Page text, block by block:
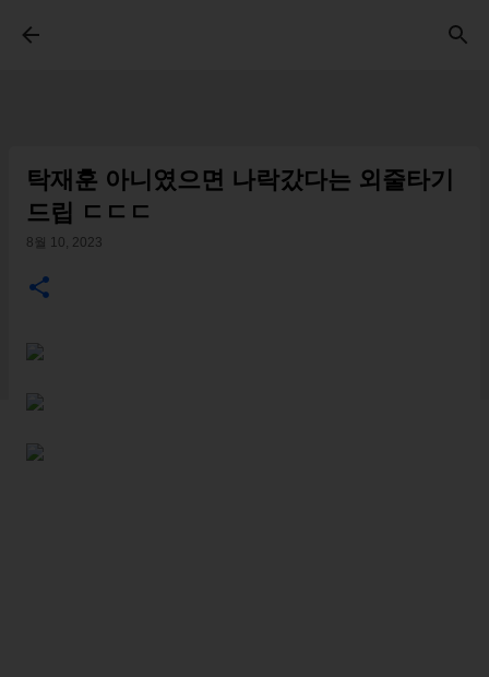
탁재훈 아니였으면 나락갔다는 외줄타기
드립 ㄷㄷㄷ
8월 10, 2023